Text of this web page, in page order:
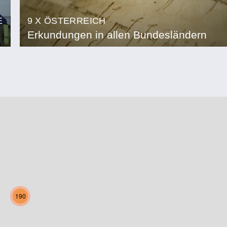
9 X ÖSTERREICH
Erkundungen in allen Bundesländern
190